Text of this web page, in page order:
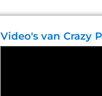
Video's van Crazy